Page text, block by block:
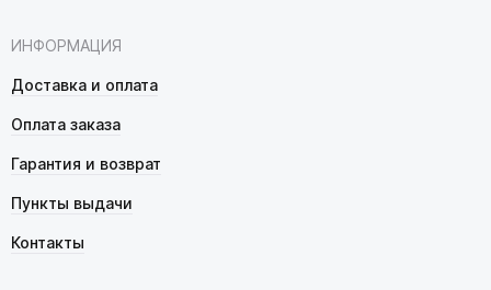
ИНФОРМАЦИЯ
Доставка и оплата
Оплата заказа
Гарантия и возврат
Пункты выдачи
Контакты